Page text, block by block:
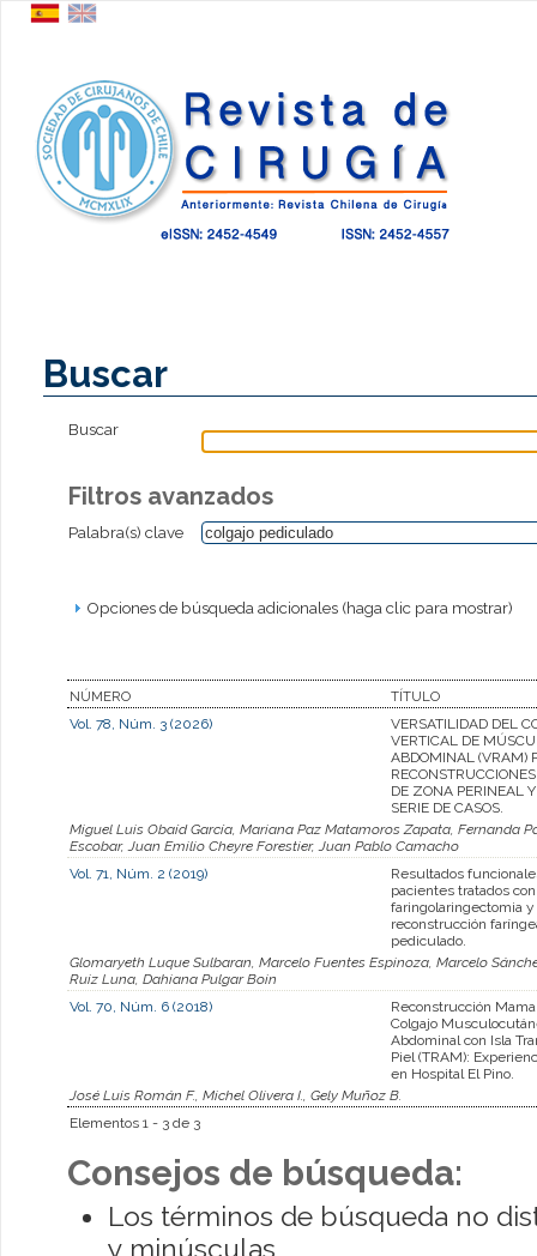
Buscar
Buscar
Filtros avanzados
Palabra(s) clave
Opciones de búsqueda adicionales (haga clic para mostrar)
NÚMERO
TÍTULO
Vol. 78, Núm. 3 (2026)
VERSATILIDAD DEL
VERTICAL DE
ABDOMINAL (VRAM)
DE ZONA PERINEAL
SERIE DE CASOS.
Miguel Luis Obaíd García, Mariana Paz Matamoros Zapata, Fernanda
Escobar, Juan Emilio Cheyre Forestier, Juan Pablo Camacho
Vol. 71, Núm. 2 (2019)
Resultados
pacientes tratados con
faringolaringectomia y
reconstrucción
pediculado.
Glomaryeth Luque Sulbaran, Marcelo Fuentes Espinoza, Marcelo
Ruiz Luna, Dahiana Pulgar Boin
Vol. 70, Núm. 6 (2018)
Reconstrucción
Colgajo
Abdominal con Isla
Piel (TRAM):
en Hospital El Pino.
José Luis Román F., Michel Olivera I., Gely Muñoz B.
Elementos 1 - 3 de 3
Consejos de búsqueda:
Los términos de búsqueda no
y minúsculas